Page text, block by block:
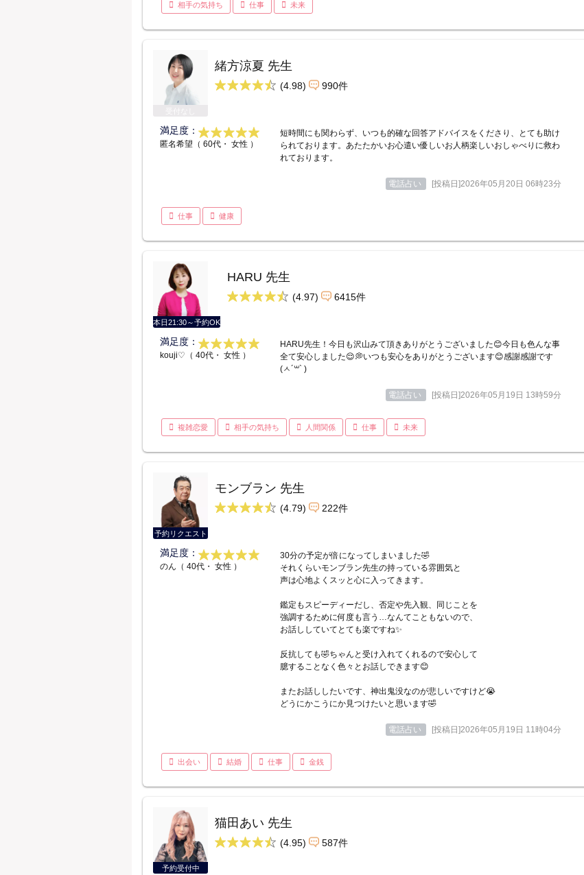
相手の気持ち 仕事 未来
緒方涼夏 先生
(4.98) 990件
満足度：
匿名希望（ 60代・ 女性 ）
短時間にも関わらず、いつも的確な回答アドバイスをくださり、とても助け
られております。あたたかいお心遣い優しいお人柄楽しいおしゃべりに救わ
れております。
電話占い [投稿日]2026年05月20日 06時23分
仕事 健康
本日21:30～予約OK
HARU 先生
(4.97) 6415件
満足度：
kouji♡（ 40代・ 女性 ）
HARU先生！今日も沢山みて頂きありがとうございました😊今日も色んな事
全て安心しました😌💭いつも安心をありがとうございます😊感謝感謝です
(ㅅ´꒳` )
電話占い [投稿日]2026年05月19日 13時59分
複雑恋愛 相手の気持ち 人間関係 仕事 未来
予約リクエスト
モンブラン 先生
(4.79) 222件
満足度：
のん（ 40代・ 女性 ）
30分の予定が倍になってしまいました🤣
それくらいモンブラン先生の持っている雰囲気と
声は心地よくスッと心に入ってきます。
鑑定もスピーディーだし、否定や先入観、同じことを
強調するために何度も言う…なんてこともないので、
お話ししていてとても楽ですね✨
反抗しても🤣ちゃんと受け入れてくれるので安心して
臆することなく色々とお話しできます😊
またお話ししたいです、神出鬼没なのが悲しいですけど😭
どうにかこうにか見つけたいと思います🤣
電話占い [投稿日]2026年05月19日 11時04分
出会い 結婚 仕事 金銭
予約受付中
猫田あい 先生
(4.95) 587件